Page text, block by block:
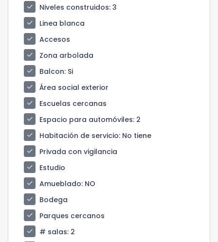
check
Niveles construidos: 3
check
Linea blanca
check
Accesos
check
Zona arbolada
check
Balcon: Si
check
Área social exterior
check
Escuelas cercanas
check
Espacio para automóviles: 2
check
Habitación de servicio: No tiene
check
Privada con vigilancia
check
Estudio
check
Amueblado: NO
check
Bodega
check
Parques cercanos
check
# salas: 2